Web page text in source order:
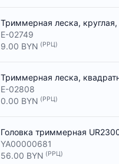
Триммерная леска,
E-02749
9.00 BYN (РРЦ)
Триммерная леска,
E-02808
0.00 BYN (РРЦ)
Головка триммерная
YA00000681
56.00 BYN (РРЦ)